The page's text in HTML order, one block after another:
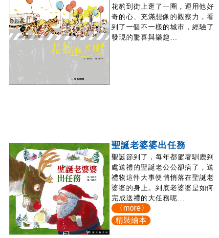
花豹到街上逛了一圈，運用他好
奇的心、充滿想像的觀察力，看
到了一個不一樣的城市，經驗了
發現的驚喜與樂趣...
聖誕老婆婆出任務
聖誕節到了，每年都駕著馴鹿到
處送禮的聖誕老公公卻病了，送
禮物這件大事便悄悄落在聖誕老
婆婆的身上。到底老婆婆是如何
完成送禮的大任務呢...
〈more〉
精裝繪本